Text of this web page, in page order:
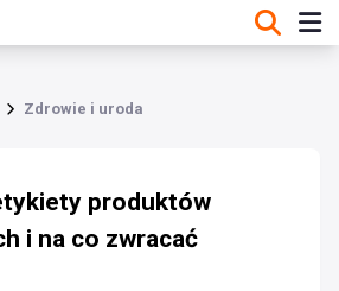
Zdrowie i uroda
produktów
i na co zwracać